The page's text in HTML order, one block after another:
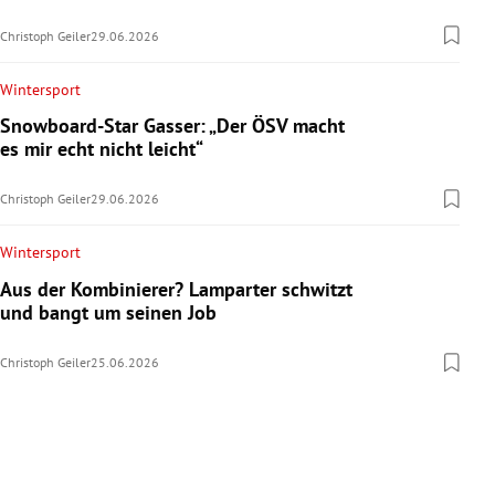
Christoph Geiler29.06.2026
Wintersport
Snowboard-Star Gasser: „Der ÖSV macht
es mir echt nicht leicht“
Christoph Geiler29.06.2026
Wintersport
Aus der Kombinierer? Lamparter schwitzt
und bangt um seinen Job
Christoph Geiler25.06.2026